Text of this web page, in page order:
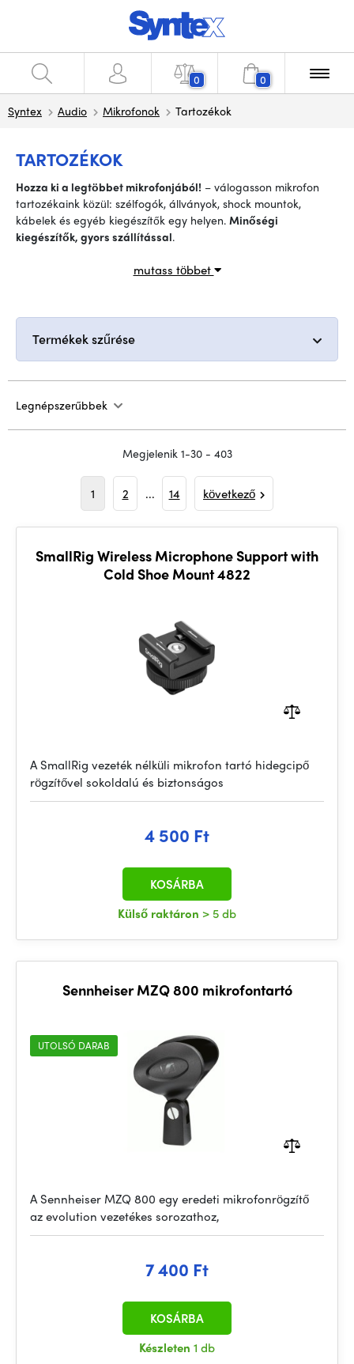
0 0
Syntex Audio Mikrofonok Tartozékok
TARTOZÉKOK
Hozza ki a legtöbbet mikrofonjából! – válogasson mikrofon
tartozékaink közül: szélfogók, állványok, shock mountok,
kábelek és egyéb kiegészítők egy helyen. Minőségi
kiegészítők, gyors szállítással.
mutass többet
Termékek szűrése
Legnépszerűbbek
Megjelenik 1-30 - 403
1 2 ... 14 következő
SmallRig Wireless Microphone Support with
Cold Shoe Mount 4822
A SmallRig vezeték nélküli mikrofon tartó hidegcipő
rögzítővel sokoldalú és biztonságos
4 500 Ft
Külső raktáron > 5 db
KOSÁRBA
Sennheiser MZQ 800 mikrofontartó
UTOLSÓ DARAB
A Sennheiser MZQ 800 egy eredeti mikrofonrögzítő
az evolution vezetékes sorozathoz,
7 400 Ft
Készleten 1 db
KOSÁRBA